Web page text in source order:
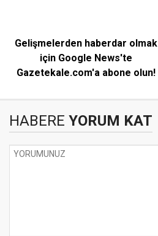
Gelişmelerden haberdar olmak
için Google News'te
Gazetekale.com'a abone olun!
HABERE YORUM KAT